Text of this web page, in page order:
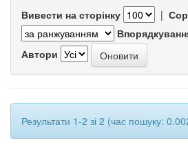
Вивести на сторінку |
Автори
Результати 1-2 зі 2 (час пошуку: